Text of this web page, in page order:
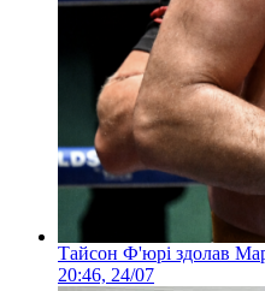
Тайсон Ф'юрі здолав
20:46, 24/07